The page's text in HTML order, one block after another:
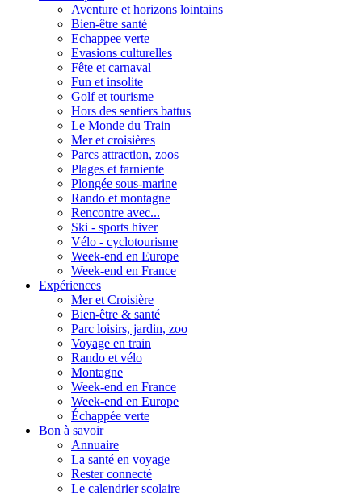
Aventure et horizons lointains
Bien-être santé
Echappee verte
Evasions culturelles
Fête et carnaval
Fun et insolite
Golf et tourisme
Hors des sentiers battus
Le Monde du Train
Mer et croisières
Parcs attraction, zoos
Plages et farniente
Plongée sous-marine
Rando et montagne
Rencontre avec...
Ski - sports hiver
Vélo - cyclotourisme
Week-end en Europe
Week-end en France
Expériences
Mer et Croisière
Bien-être & santé
Parc loisirs, jardin, zoo
Voyage en train
Rando et vélo
Montagne
Week-end en France
Week-end en Europe
Échappée verte
Bon à savoir
Annuaire
La santé en voyage
Rester connecté
Le calendrier scolaire